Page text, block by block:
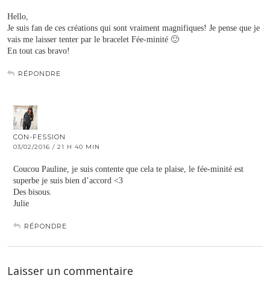
Hello,
Je suis fan de ces créations qui sont vraiment magnifiques! Je pense que je
vais me laisser tenter par le bracelet Fée-minité 🙂
En tout cas bravo!
RÉPONDRE
CON-FESSION
03/02/2016 / 21 H 40 MIN
Coucou Pauline, je suis contente que cela te plaise, le fée-minité est
superbe je suis bien d’accord <3
Des bisous.
Julie
RÉPONDRE
Laisser un commentaire